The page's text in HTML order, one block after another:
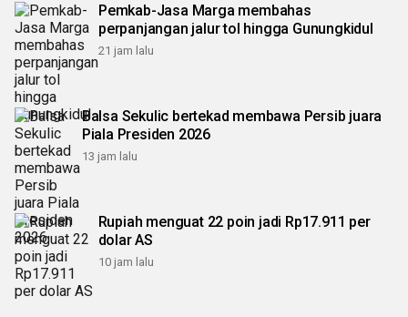
Pemkab-Jasa Marga membahas
perpanjangan jalur tol hingga Gunungkidul
21 jam lalu
Balsa Sekulic bertekad membawa Persib juara
Piala Presiden 2026
13 jam lalu
Rupiah menguat 22 poin jadi Rp17.911 per
dolar AS
10 jam lalu